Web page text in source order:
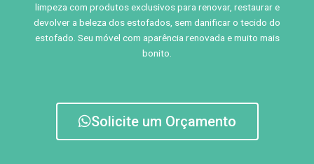
limpeza com produtos exclusivos para renovar, restaurar e
devolver a beleza dos estofados, sem danificar o tecido do
estofado. Seu móvel com aparência renovada e muito mais
bonito.
Solicite um Orçamento